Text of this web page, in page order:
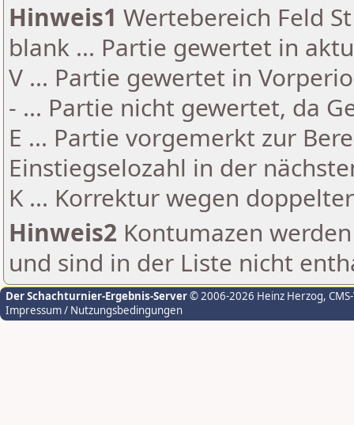
Hinweis1 Wertebereich Feld
blank ... Partie gewertet in
V ... Partie gewertet in
- ... Partie nicht gewertet, da
E ... Partie vorgemerkt zur
Einstiegselozahl in der
K ... Korrektur wegen
Hinweis2 Kontumazen
und sind in der Liste nicht
Der Schachturnier-Ergebnis-Server© 2006-2026 Heinz Herzog,
Impressum / Nutzungsbedingungen